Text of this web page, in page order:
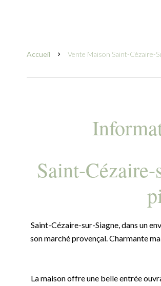
Accueil Vente Maison Saint-Cézaire-
Saint-
Saint-Cézaire-sur-Siagne, dans un
son marché provençal. Charmante
La maison offre une belle entrée